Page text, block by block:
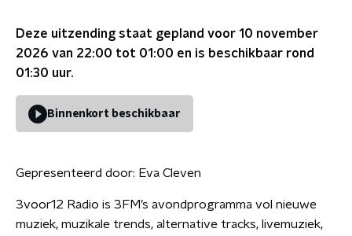
Deze uitzending staat gepland voor 10 november
2026 van 22:00 tot 01:00 en is beschikbaar rond
01:30 uur.
Binnenkort beschikbaar
Gepresenteerd door: Eva Cleven
3voor12 Radio is 3FM’s avondprogramma vol nieuwe
muziek, muzikale trends, alternative tracks, livemuziek,